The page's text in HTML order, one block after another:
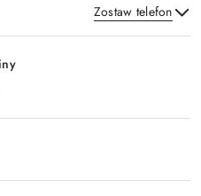
Zostaw telefon